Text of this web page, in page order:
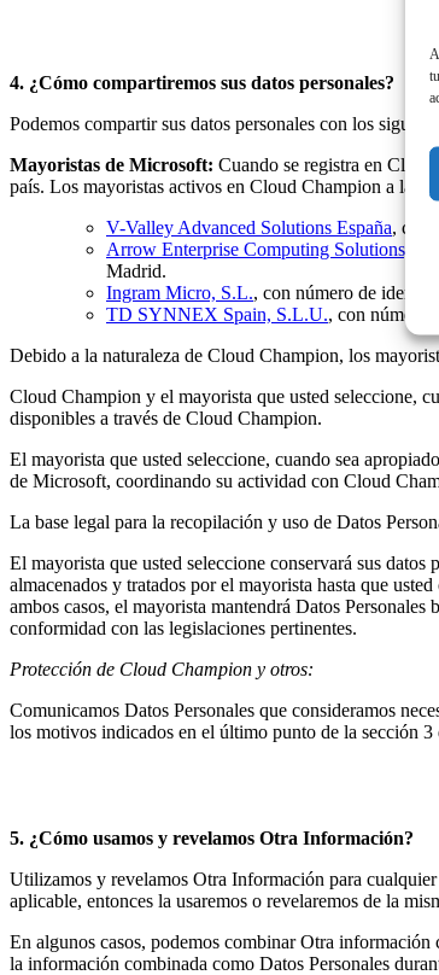
4. ¿Cómo compartiremos sus datos personales?
Podemos compartir sus datos personales con los
Mayoristas de Microsoft: Cuando se registra en
país. Los mayoristas activos en Cloud Champion a la
V-Valley Advanced Solutions España, con
Arrow Enterprise Computing Solutions,
Madrid.
Ingram Micro, S.L., con número de
TD SYNNEX Spain, S.L.U., con número
Debido a la naturaleza de Cloud Champion, los
Cloud Champion y el mayorista que usted seleccione,
disponibles a través de Cloud Champion.
El mayorista que usted seleccione, cuando sea
de Microsoft, coordinando su actividad con Cloud
La base legal para la recopilación y uso de Datos
El mayorista que usted seleccione conservará sus
almacenados y tratados por el mayorista hasta que
ambos casos, el mayorista mantendrá Datos
conformidad con las legislaciones pertinentes.
Protección de Cloud Champion y otros:
Comunicamos Datos Personales que consideramos
los motivos indicados en el último punto de la sección 3
5. ¿Cómo usamos y revelamos Otra Información?
Utilizamos y revelamos Otra Información para
aplicable, entonces la usaremos o revelaremos de la
En algunos casos, podemos combinar Otra
la información combinada como Datos Personales